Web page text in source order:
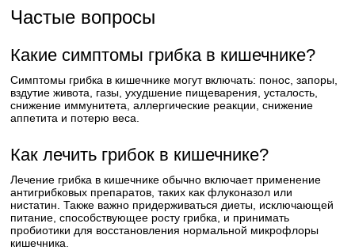
Частые вопросы
Какие симптомы грибка в кишечнике?
Симптомы грибка в кишечнике могут включать: понос, запоры,
вздутие живота, газы, ухудшение пищеварения, усталость,
снижение иммунитета, аллергические реакции, снижение
аппетита и потерю веса.
Как лечить грибок в кишечнике?
Лечение грибка в кишечнике обычно включает применение
антигрибковых препаратов, таких как флуконазол или
нистатин. Также важно придерживаться диеты, исключающей
питание, способствующее росту грибка, и принимать
пробиотики для восстановления нормальной микрофлоры
кишечника.